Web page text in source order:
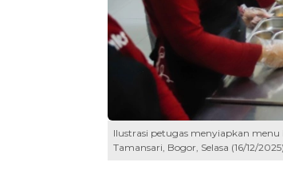
Ilustrasi petugas menyiapkan
Tamansari, Bogor, Selasa (16/12/